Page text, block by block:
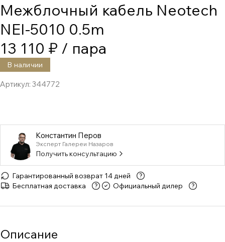
Межблочный кабель Neotech
NEI-5010 0.5m
13 110 ₽ / пара
В наличии
Артикул: 344772
Константин Перов
Эксперт Галереи Назаров
Получить консультацию
Гарантированный возврат 14 дней
Бесплатная доставка
Официальный дилер
Описание